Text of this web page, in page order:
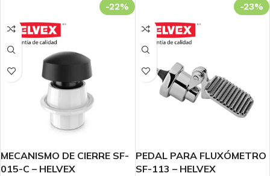
-22%
MECANISMO DE CIERRE SF-
015-C – HELVEX
-23%
PEDAL PARA FLUXÓMETRO
SF-113 – HELVEX